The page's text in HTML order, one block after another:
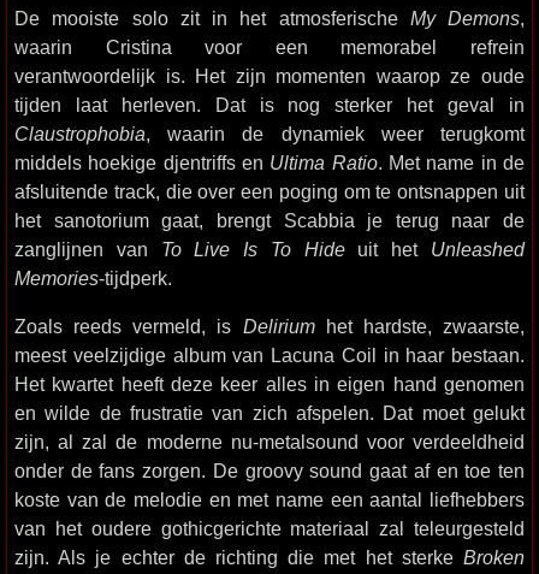
De mooiste solo zit in het atmosferische My Demons,
waarin Cristina voor een memorabel refrein
verantwoordelijk is. Het zijn momenten waarop ze oude
tijden laat herleven. Dat is nog sterker het geval in
Claustrophobia, waarin de dynamiek weer terugkomt
middels hoekige djentriffs en Ultima Ratio. Met name in de
afsluitende track, die over een poging om te ontsnappen uit
het sanotorium gaat, brengt Scabbia je terug naar de
zanglijnen van To Live Is To Hideuit het Unleashed
Memories-tijdperk.
Zoals reeds vermeld, is Deliriumhet hardste, zwaarste,
meest veelzijdige album van Lacuna Coil in haar bestaan.
Het kwartet heeft deze keer alles in eigen hand genomen
en wilde de frustratie van zich afspelen. Dat moet gelukt
zijn, al zal de moderne nu-metalsound voor verdeeldheid
onder de fans zorgen. De groovy sound gaat af en toe ten
koste van de melodie en met name een aantal liefhebbers
van het oudere gothicgerichte materiaal zal teleurgesteld
zijn. Als je echter de richting die met het sterke Broken